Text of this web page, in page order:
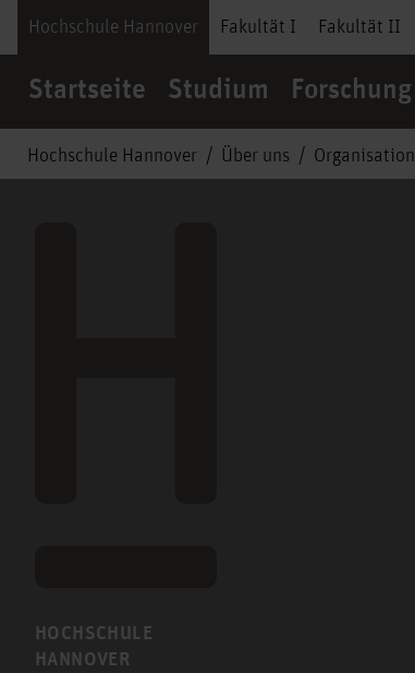
Hochschule Hannover Fakultät I Fakultät II
Startseite Studium Forschung
Hochschule Hannover Über uns Organisation
HOCHSCHULE
HANNOVER